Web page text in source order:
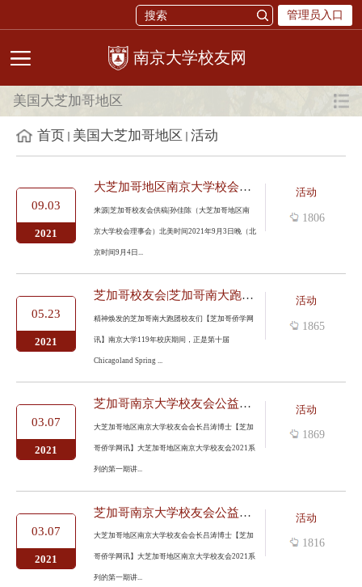
管理员入口
校友网
美国大芝加哥地区
首页 美国大芝加哥地区 活动
09.03
2021
活动
1806
大芝加哥地区南京大学校会2021系列讲座第三讲《如何做好企业界及...
来源|芝加哥校友会供稿|孙佳陈（大芝加哥地区南
京大学校会理事会）北美时间2021年9月3日晚（北
京时间9月4日...
05.23
2021
活动
1865
芝加哥校友会|芝加哥南大跑团首次集体跑马
精神焕发的芝加哥南大跑团校友们【芝加哥侨学网
讯】南京大学119年校庆期间，正是第十届
Chicagoland Spring ...
03.07
2021
活动
1869
芝加哥南京大学校友会公益讲座第一讲成功举行
大芝加哥地区南京大学校友会会长吕涛博士【芝加
哥侨学网讯】大芝加哥地区南京大学校友会2021系
列的第一期讲...
03.07
2021
活动
1816
芝加哥南京大学校友会公益讲座第一讲成功举行
大芝加哥地区南京大学校友会会长吕涛博士【芝加
哥侨学网讯】大芝加哥地区南京大学校友会2021系
列的第一期讲...